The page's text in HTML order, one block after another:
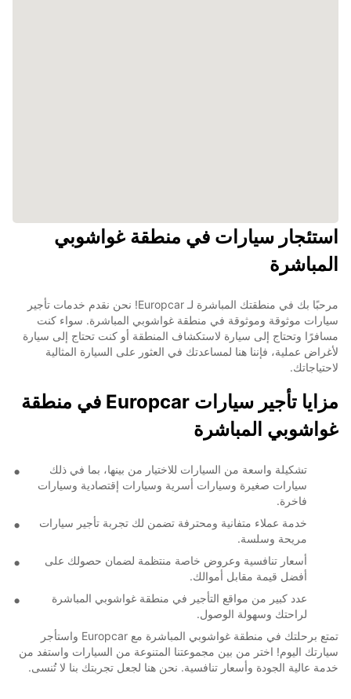
استئجار سيارات في منطقة غواشوبي
المباشرة
مرحبًا بك في منطقتك المباشرة لـ Europcar! نحن نقدم خدمات تأجير
سيارات موثوقة وموثوقة في منطقة غواشوبي المباشرة. سواء كنت
مسافرًا وتحتاج إلى سيارة لاستكشاف المنطقة أو كنت تحتاج إلى سيارة
لأغراض عملية، فإننا هنا لمساعدتك في العثور على السيارة المثالية
لاحتياجاتك.
مزايا تأجير سيارات Europcar في منطقة
غواشوبي المباشرة
تشكيلة واسعة من السيارات للاختيار من بينها، بما في ذلك
سيارات صغيرة وسيارات أسرية وسيارات إقتصادية وسيارات
فاخرة.
خدمة عملاء متفانية ومحترفة تضمن لك تجربة تأجير سيارات
مريحة وسلسة.
أسعار تنافسية وعروض خاصة منتظمة لضمان حصولك على
أفضل قيمة مقابل أموالك.
عدد كبير من مواقع التأجير في منطقة غواشوبي المباشرة
لراحتك وسهولة الوصول.
تمتع برحلتك في منطقة غواشوبي المباشرة مع Europcar واستأجر
سيارتك اليوم! اختر من بين مجموعتنا المتنوعة من السيارات واستفد من
خدمة عالية الجودة وأسعار تنافسية. نحن هنا لجعل تجربتك بنا لا تُنسى.